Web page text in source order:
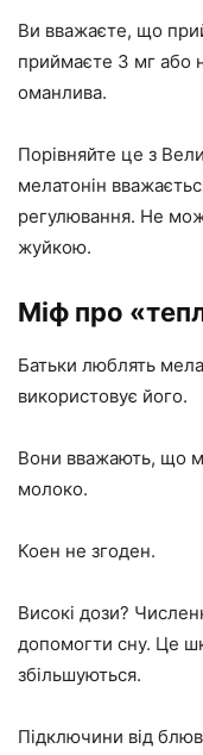
Ви вважаєте, що
приймаєте 3 мг або
оманлива.
Порівняйте це з
мелатонін
регулювання. Не
жуйкою.
Міф про
Батьки люблять
використовує його.
Вони вважають, що
молоко.
Коен не згоден.
Високі дози?
допомогти сну. Це
збільшуються.
Підключини від